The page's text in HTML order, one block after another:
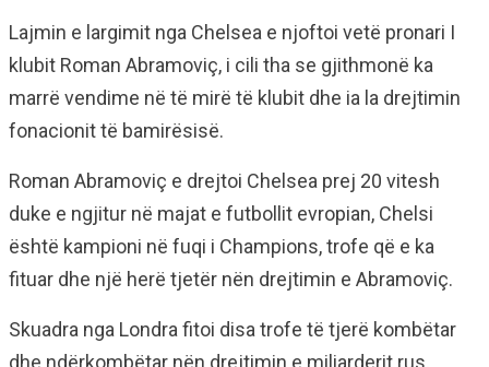
Lajmin e largimit nga Chelsea e njoftoi vetë pronari I
klubit Roman Abramoviç, i cili tha se gjithmonë ka
marrë vendime në të mirë të klubit dhe ia la drejtimin
fonacionit të bamirësisë.
Roman Abramoviç e drejtoi Chelsea prej 20 vitesh
duke e ngjitur në majat e futbollit evropian, Chelsi
është kampioni në fuqi i Champions, trofe që e ka
fituar dhe një herë tjetër nën drejtimin e Abramoviç.
Skuadra nga Londra fitoi disa trofe të tjerë kombëtar
dhe ndërkombëtar nën drejtimin e miliarderit rus.